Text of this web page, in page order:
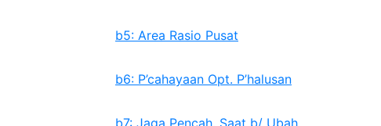
b5: Area Rasio Pusat
b6: P’cahayaan Opt. P’halusan
b7: Jaga Pencah. Saat b/ Ubah